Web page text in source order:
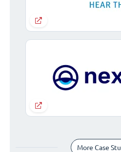
More Case